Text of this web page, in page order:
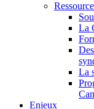
La
La
Enjeux